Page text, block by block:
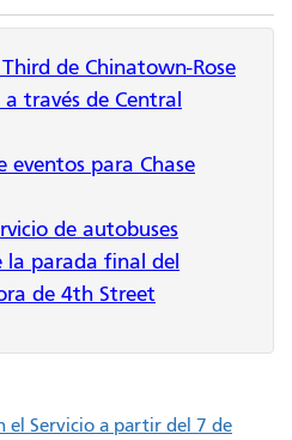
de Chinatown-Rose
través de Central
eventos para Chase
de autobuses
la parada final del
de 4th Street
el Servicio a partir del 7 de